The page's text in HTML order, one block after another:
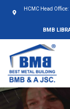
HCMC Head
BMB